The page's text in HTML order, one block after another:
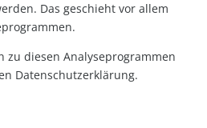
Das geschieht vor allem
zu diesen Analyseprogrammen
Datenschutzerklärung.